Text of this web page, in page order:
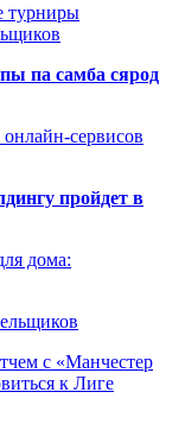
турниры
па самба сярод
сервисов
пройдет в
дома:
с «Манчестер
к Лиге